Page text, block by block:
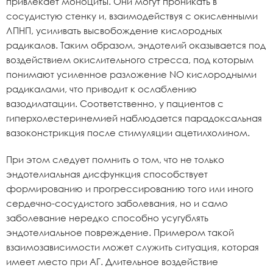
сосудистую стенку и, взаимодействуя с окисленными
ЛПНП, усиливать высвобождение кислородных
радикалов. Таким образом, эндотелий оказывается под
воздействием окислительного стресса, под которым
понимают усиленное разложение NO кислородными
радикалами, что приводит к ослаблению
вазодилатации. Соответственно, у пациентов с
гиперхолестеринемией наблюдается парадоксальная
вазоконстрикция после стимуляции ацетилхолином.
При этом следует помнить о том, что не только
эндотелиальная дисфункция способствует
формированию и прогрессированию того или иного
сердечно-сосудистого заболевания, но и само
заболевание нередко способно усугублять
эндотелиальное повреждение. Примером такой
взаимозависимости может служить ситуация, которая
имеет место при АГ. Длительное воздействие